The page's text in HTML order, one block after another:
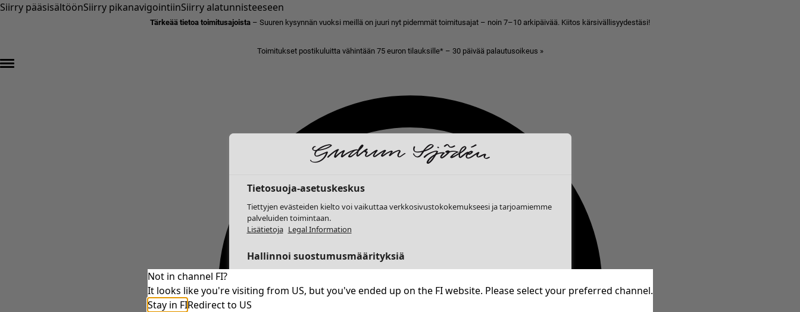
Siirry pääsisältöönSiirry pikanavigointiinSiirry alatunnisteeseen
Tärkeää tietoa toimitusajoista – Suuren kysynnän vuoksi meillä on juuri nyt pidemmät toimitusajat – noin 7–10 arkipäivää. Kiitos kärsivällisyydestäsi!
Toimitukset postikuluitta vähintään 75 euron tilauksille* – 30 päivää palautusoikeus »
Not in channel FI?
It looks like you're visiting from US, but you've ended up on the FI website. Please select your preferred channel.
Stay in FIRedirect to US
Tietosuoja-asetuskeskus
Tiettyjen evästeiden kielto voi vaikuttaa verkkosivustokokemukseesi ja tarjoamiemme
palveluiden toimintaan.
Lisätietoja Legal Information
Hallinnoi suostumusmäärityksiä
Välttämättömät evästeet Aina aktiivinen